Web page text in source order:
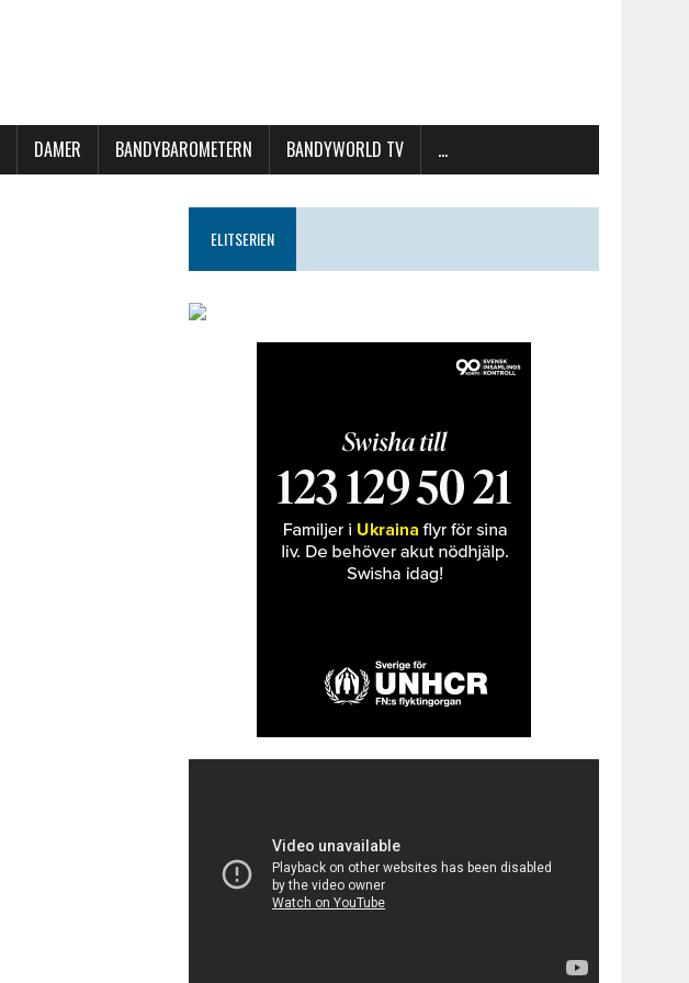
DAMER BANDYBAROMETERN BANDYWORLD TV …
ELITSERIEN